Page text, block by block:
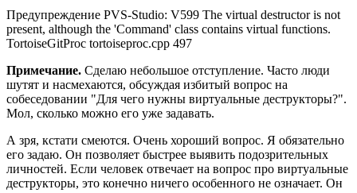
Предупреждение PVS-Studio: V599 The virtual destructor is not
present, although the 'Command' class contains virtual functions.
TortoiseGitProc tortoiseproc.cpp 497
Примечание. Сделаю небольшое отступление. Часто люди
шутят и насмехаются, обсуждая избитый вопрос на
собеседовании "Для чего нужны виртуальные деструкторы?".
Мол, сколько можно его уже задавать.
А зря, кстати смеются. Очень хороший вопрос. Я обязательно
его задаю. Он позволяет быстрее выявить подозрительных
личностей. Если человек отвечает на вопрос про виртуальные
деструкторы, это конечно ничего особенного не означает. Он